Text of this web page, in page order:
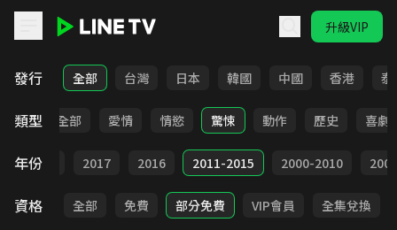
升級VIP
LINE TV - 電影
發行 全部 台灣 日本 韓國 中國 香港 泰
類型 全部 愛情 情慾 驚悚 動作 歷史 喜劇
年份
2018 2017 2016 2011-2015 2000-2010
資格 全部 免費 部分免費 VIP會員 全集兌換